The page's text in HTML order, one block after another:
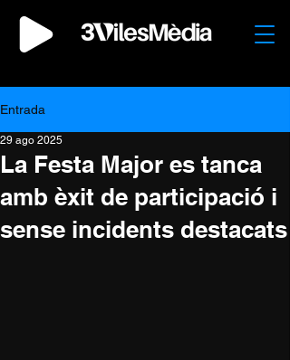
Entrada
La Festa Major es tanca
amb èxit de participació i
sense incidents destacats
29 ago 2025